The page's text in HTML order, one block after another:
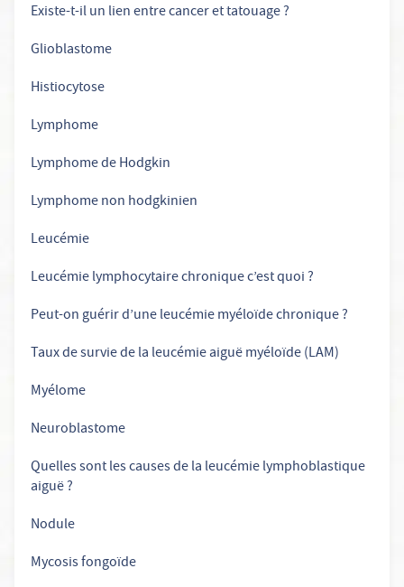
Existe-t-il un lien entre cancer et tatouage ?
Glioblastome
Histiocytose
Lymphome
Lymphome de Hodgkin
Lymphome non hodgkinien
Leucémie
Leucémie lymphocytaire chronique c’est quoi ?
Peut-on guérir d’une leucémie myéloïde chronique ?
Taux de survie de la leucémie aiguë myéloïde (LAM)
Myélome
Neuroblastome
Quelles sont les causes de la leucémie lymphoblastique
aiguë ?
Nodule
Mycosis fongoïde